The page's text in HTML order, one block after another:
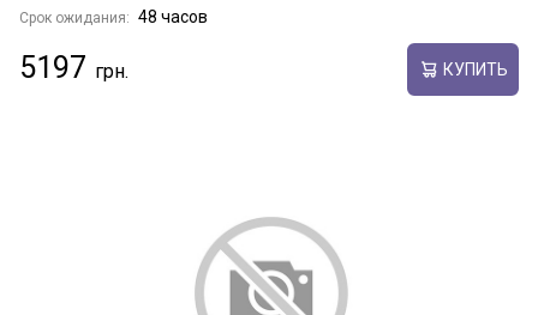
Срок ожидания: 48 часов
5197 КУПИТЬ